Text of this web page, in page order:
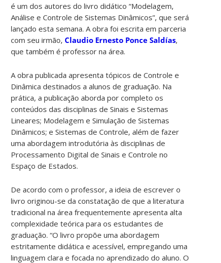
é um dos autores do livro didático “Modelagem,
Análise e Controle de Sistemas Dinâmicos”, que será
lançado esta semana. A obra foi escrita em parceria
com seu irmão,Claudio Ernesto Ponce Saldías,
que também é professor na área.
A obra publicada apresenta tópicos de Controle e
Dinâmica destinados a alunos de graduação. Na
prática, a publicação aborda por completo os
conteúdos das disciplinas de Sinais e Sistemas
Lineares; Modelagem e Simulação de Sistemas
Dinâmicos; e Sistemas de Controle, além de fazer
uma abordagem introdutória às disciplinas de
Processamento Digital de Sinais e Controle no
Espaço de Estados.
De acordo com o professor, a ideia de escrever o
livro originou-se da constatação de que a literatura
tradicional na área frequentemente apresenta alta
complexidade teórica para os estudantes de
graduação. “O livro propõe uma abordagem
estritamente didática e acessível, empregando uma
linguagem clara e focada no aprendizado do aluno. O